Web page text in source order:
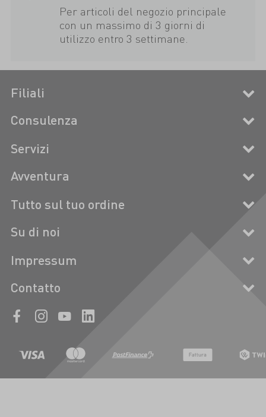
Per articoli del negozio principale
con un massimo di 3 giorni di
utilizzo entro 3 settimane.
Filiali
Consulenza
Servizi
Avventura
Tutto sul tuo ordine
Su di noi
Impressum
Contatto